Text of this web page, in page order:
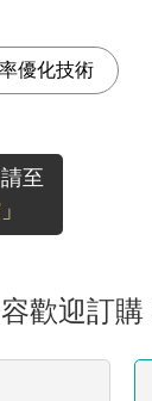
優化技術
至
歡迎訂